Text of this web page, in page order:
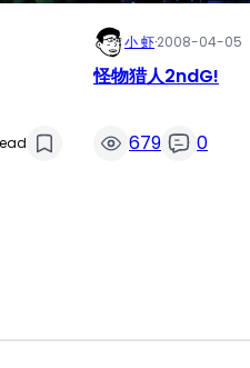
小 虾·2008-04-05
怪物猎人2ndG!
679 0